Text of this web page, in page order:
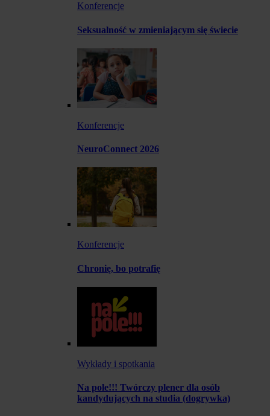
Konferencje
Seksualność w zmieniającym się świecie
Konferencje
NeuroConnect 2026
Konferencje
Chronię, bo potrafię
Wykłady i spotkania
Na pole!!! Twórczy plener dla osób
kandydujących na studia (dogrywka)